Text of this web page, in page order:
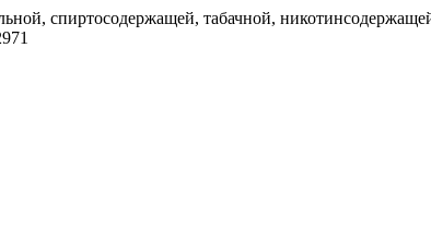
спиртосодержащей, табачной,